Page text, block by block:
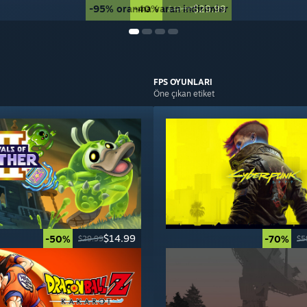
-40% $49.99$29.99
-95% oranına varan indirimler
-50% $29.99$14.99
FPS OYUNLARI
Öne çıkan etiket
-70%